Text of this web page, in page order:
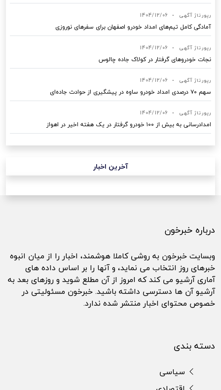
رپورتاژ آگهی •
1404/12/06
آمادگی کامل تیم‌های امداد خودرو اصفهان برای سفرهای نوروزی
رپورتاژ آگهی •
1404/12/06
نجات خودروهای گرفتار در کولاک جاده چالوس
رپورتاژ آگهی •
1404/12/06
سهم ۷۰ درصدی امداد خودرو ساوه در پیشگیری از حوادث جاده‌ای
رپورتاژ آگهی •
1404/12/06
امدادرسانی به بیش از ۱۰۰ خودرو گرفتار در یک هفته اخیر در اهواز
آخرین اخبار
درباره خبرخون
وبسایت خبرخون به روشی کاملا هوشمند، اخبار را از میان انبوه
خبرهای روز انتخاب می نماید، و آنها را بر اساس داده های
آماری آرشیو می کند که امروز از آن مطلع شوید و روزهای بعد به
آرشیو آن ها دسترسی داشته باشید. خبرخون مسئولیتی در
خصوص محتوای اخبار منتشر شده ندارد.
دسته بندی
سیاسی